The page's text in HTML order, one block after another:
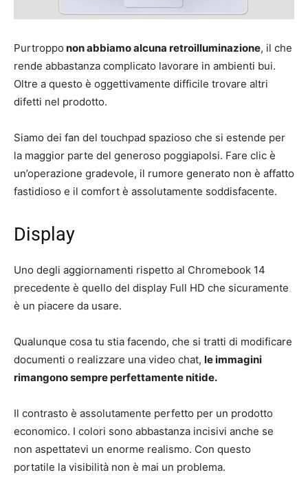
Purtroppo non abbiamo alcuna retroilluminazione, il che
rende abbastanza complicato lavorare in ambienti bui.
Oltre a questo è oggettivamente difficile trovare altri
difetti nel prodotto.
Siamo dei fan del touchpad spazioso che si estende per
la maggior parte del generoso poggiapolsi. Fare clic è
un’operazione gradevole, il rumore generato non è affatto
fastidioso e il comfort è assolutamente soddisfacente.
Display
Uno degli aggiornamenti rispetto al Chromebook 14
precedente è quello del display Full HD che sicuramente
è un piacere da usare.
Qualunque cosa tu stia facendo, che si tratti di modificare
documenti o realizzare una video chat, le immagini
rimangono sempre perfettamente nitide.
Il contrasto è assolutamente perfetto per un prodotto
economico. I colori sono abbastanza incisivi anche se
non aspettatevi un enorme realismo. Con questo
portatile la visibilità non è mai un problema.